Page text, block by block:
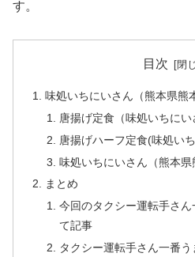
す。
目次
味処いちにいさん（熊本県熊
唐揚げ定食（味処いちにい
唐揚げハーフ定食(味処い
味処いちにいさん（熊本
まとめ
今回のタクシー運転手さ
て記事
タクシー運転手さん一番